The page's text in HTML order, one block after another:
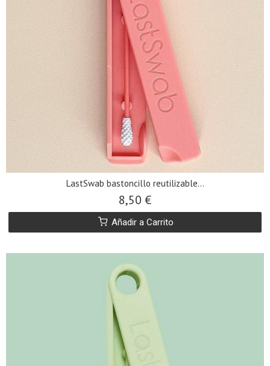
LastSwab bastoncillo reutilizable...
8,50 €
Añadir a Carrito